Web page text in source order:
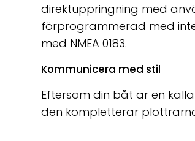
direktuppringning med
förprogrammerad med
med NMEA 0183.
Kommunicera med stil
Eftersom din båt är en
den kompletterar